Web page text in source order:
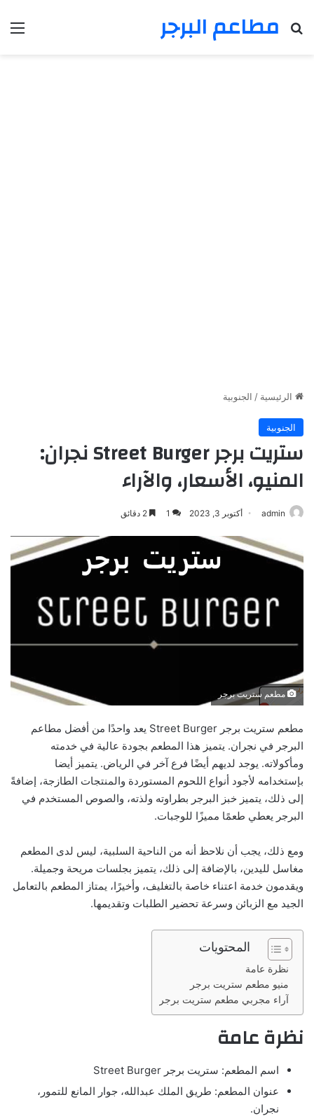
مطاعم البرجر
بحث عن
الرئيسية / الجنوبية
الجنوبية
ستريت برجر Street Burger نجران:
المنيو، الأسعار، والآراء
admin أكتوبر 3, 2023 1
مطعم ستريت برجر
مطعم ستريت برجر Street Burger يعد واحدًا من أفضل مطاعم
البرجر في نجران. يتميز هذا المطعم بجودة عالية في خدمته
ومأكولاته. يوجد لديهم أيضًا فرع آخر في الرياض. يتميز أيضا
بإستخدامه لأجود أنواع اللحوم المستوردة والمنتجات الطازجة، إضافةً
إلى ذلك، يتميز خبز البرجر بطراوته ولذته، والصوص المستخدم في
البرجر يعطي طعمًا مميزًا للوجبات.
ومع ذلك، يجب أن نلاحظ أنه من الناحية السلبية، ليس لدى المطعم
مغاسل لليدين، بالإضافة إلى ذلك، يتميز بجلسات مريحة وجميلة.
ويقدمون خدمة اعتناء خاصة بالتغليف، وأخيرًا، يمتاز المطعم بالتعامل
الجيد مع الزبائن وسرعة تحضير الطلبات وتقديمها.
المحتويات
نظرة عامة
منيو مطعم ستريت برجر
آراء مجربي مطعم ستريت برجر
نظرة عامة
اسم المطعم: ستريت برجر Street Burger
عنوان المطعم: طريق الملك عبدالله، جوار المانع للتمور،
نجران.